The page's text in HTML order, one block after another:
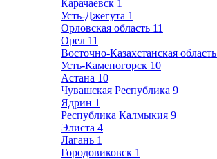
Карачаевск 1
Усть-Джегута 1
Орловская область 11
Орел 11
Восточно-Казахстанская область
Усть-Каменогорск 10
Астана 10
Чувашская Республика 9
Ядрин 1
Республика Калмыкия 9
Элиста 4
Лагань 1
Городовиковск 1